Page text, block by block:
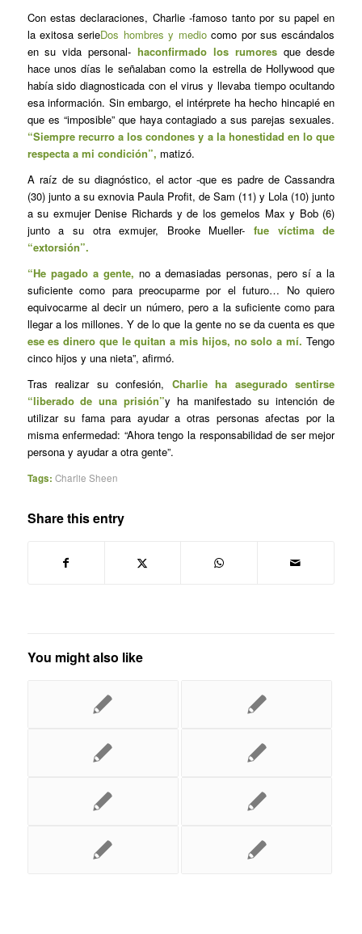
Con estas declaraciones, Charlie -famoso tanto por su papel en
la exitosa serieDos hombres y mediocomo por sus escándalos
en su vida personal- haconfirmado los rumores que desde
hace unos días le señalaban como la estrella de Hollywood que
había sido diagnosticada con el virus y llevaba tiempo ocultando
esa información. Sin embargo, el intérprete ha hecho hincapié en
que es “imposible” que haya contagiado a sus parejas sexuales.
“Siempre recurro a los condones y a la honestidad en lo que
respecta a mi condición”, matizó.
A raíz de su diagnóstico, el actor -que es padre de Cassandra
(30) junto a su exnovia Paula Profit, de Sam (11) y Lola (10) junto
a su exmujer Denise Richards y de los gemelos Max y Bob (6)
junto a su otra exmujer, Brooke Mueller-fue víctima de
“extorsión”.
“He pagado a gente, no a demasiadas personas, pero sí a la
suficiente como para preocuparme por el futuro… No quiero
equivocarme al decir un número, pero a la suficiente como para
llegar a los millones. Y de lo que la gente no se da cuenta es que
ese es dinero que le quitan a mis hijos, no solo a mí. Tengo
cinco hijos y una nieta”, afirmó.
Tras realizar su confesión, Charlie ha asegurado sentirse
“liberado de una prisión”y ha manifestado su intención de
utilizar su fama para ayudar a otras personas afectas por la
misma enfermedad: “Ahora tengo la responsabilidad de ser mejor
persona y ayudar a otra gente”.
Tags: Charlie Sheen
Share this entry
You might also like